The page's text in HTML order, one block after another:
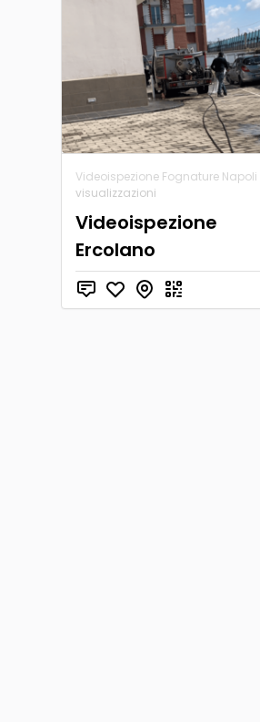
Videoispezione Fognature Napoli
visualizzazioni
Videoispezione
Ercolano